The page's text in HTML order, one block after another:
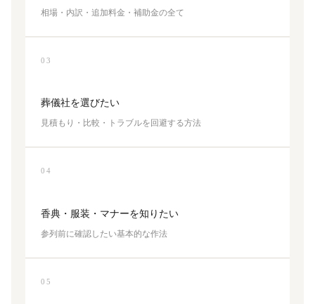
相場・内訳・追加料金・補助金の全て
03
葬儀社を選びたい
見積もり・比較・トラブルを回避する方法
04
香典・服装・マナーを知りたい
参列前に確認したい基本的な作法
05